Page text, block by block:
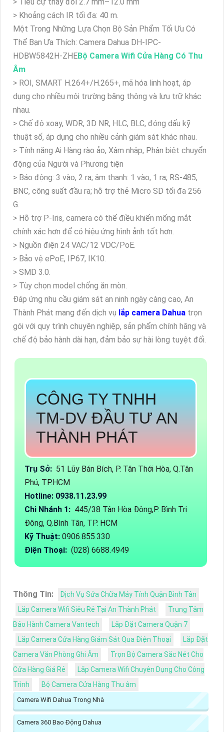
> Tiêu cự thay đổi 2.7 mm–12.0 mm
> Khoảng cách IR tối đa: 40 m.
Một Trong Những Lựa Chọn Bộ Sản Phẩm Tối Ưu Có
Thể Bạn Ưa Thích: Camera Dahua DH-IPC-
HDBW5842H-ZHEBộ Camera Wifi Cửa Hàng Có Thu
Âm
> ROI, SMART H.264+/H.265+, mã hóa linh hoạt, áp
dụng cho nhiều môi trường băng thông và lưu trữ khác
nhau.
> Chế độ xoay, WDR, 3D NR, HLC, BLC, đóng dấu kỹ
thuật số, áp dụng cho nhiều cảnh giám sát khác nhau.
> Tính năng Ai Hàng rào ảo, Xâm nhập, Phân biệt chuyển
động của Người và Phương tiện
> Báo động: 3 vào, 2 ra; âm thanh: 1 vào, 1 ra; RS-485,
BNC, công suất đầu ra; hỗ trợ thẻ Micro SD tối đa 256
G.
> Hỗ trợ P-Iris, camera có thể điều khiển mống mắt
chính xác hơn để có hiệu ứng hình ảnh tốt hơn.
> Nguồn điện 24 VAC/12 VDC/PoE.
> Bảo vệ ePoE, IP67, IK10.
> SMD 3.0.
> Tùy chọn model chống ăn mòn.
Đáp ứng nhu cầu giám sát an ninh ngày càng cao, An
Thành Phát mang đến dịch vụ lắp camera Dahua trọn
gói với quy trình chuyên nghiệp, sản phẩm chính hãng và
chế độ bảo hành dài hạn, đảm bảo sự hài lòng tuyệt đối.
CÔNG TY TNHH
TM-DV ĐẦU TƯ AN
THÀNH PHÁT
Trụ Sở: 51 Lũy Bán Bích, P. Tân Thới Hòa, Q.Tân
Phú, TP.HCM
Hotline: 0938.11.23.99
Chi Nhánh 1: 445/38 Tân Hòa Đông,P. Bình Trị
Đông, Q.Bình Tân, TP. HCM
Kỹ Thuật: 0906.855.330
Điện Thoại: (028) 6688.4949
Thông Tin:
Dịch Vụ Sửa Chữa Máy Tính Quận Bình Tân
Lắp Camera Wifi Siêu Rẻ Tại An Thành Phát
Trung Tâm
Bảo Hành Camera Vantech
Lắp Đặt Camera Quận 7
Lắp Camera Cửa Hàng Giám Sát Qua Điện Thoại
Lắp Đặt
Camera Văn Phòng Ghi Âm
Trọn Bộ Camera Sắc Nét Cho
Cửa Hàng Giá Rẻ
Lắp Camera Wifi Chuyên Dụng Cho Công
Trình
Bộ Camera Cửa Hàng Thu âm
Camera Wifi Dahua Trong Nhà
Camera 360 Bao Động Dahua